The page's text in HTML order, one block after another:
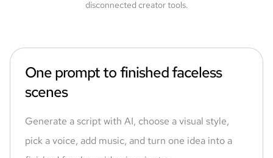
disconnected creator tools.
One prompt to finished faceless
scenes
Generate a script with AI, choose a visual style,
pick a voice, add music, and turn one idea into a